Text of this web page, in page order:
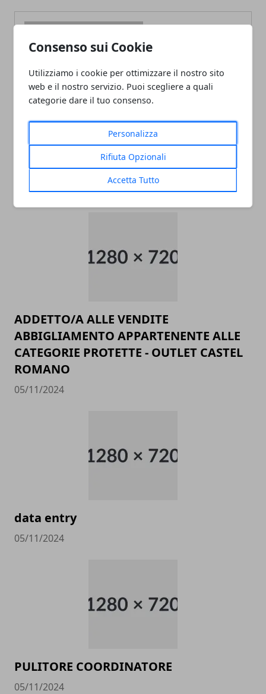
Consenso sui Cookie
Utilizziamo i cookie per ottimizzare il nostro sito
web e il nostro servizio. Puoi scegliere a quali
categorie dare il tuo consenso.
Personalizza
Rifiuta Opzionali
Accetta Tutto
Redazione
ADDETTO/A ALLE VENDITE
ABBIGLIAMENTO APPARTENENTE ALLE
CATEGORIE PROTETTE - OUTLET CASTEL
ROMANO
05/11/2024
data entry
05/11/2024
PULITORE COORDINATORE
05/11/2024